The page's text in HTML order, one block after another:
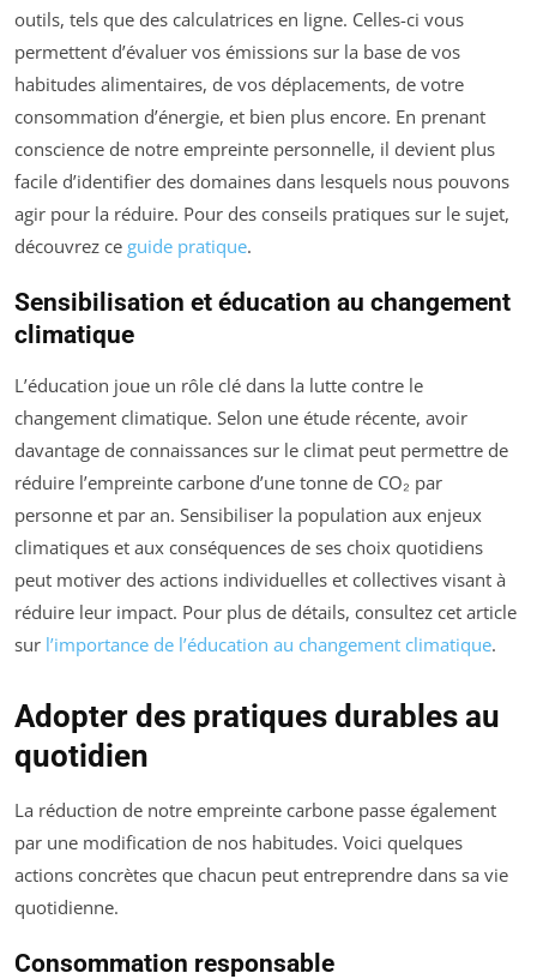
outils, tels que des calculatrices en ligne. Celles-ci vous
permettent d’évaluer vos émissions sur la base de vos
habitudes alimentaires, de vos déplacements, de votre
consommation d’énergie, et bien plus encore. En prenant
conscience de notre empreinte personnelle, il devient plus
facile d’identifier des domaines dans lesquels nous pouvons
agir pour la réduire. Pour des conseils pratiques sur le sujet,
découvrez ce guide pratique.
Sensibilisation et éducation au changement
climatique
L’éducation joue un rôle clé dans la lutte contre le
changement climatique. Selon une étude récente, avoir
davantage de connaissances sur le climat peut permettre de
réduire l’empreinte carbone d’une tonne de CO₂ par
personne et par an. Sensibiliser la population aux enjeux
climatiques et aux conséquences de ses choix quotidiens
peut motiver des actions individuelles et collectives visant à
réduire leur impact. Pour plus de détails, consultez cet article
sur l’importance de l’éducation au changement climatique.
Adopter des pratiques durables au
quotidien
La réduction de notre empreinte carbone passe également
par une modification de nos habitudes. Voici quelques
actions concrètes que chacun peut entreprendre dans sa vie
quotidienne.
Consommation responsable